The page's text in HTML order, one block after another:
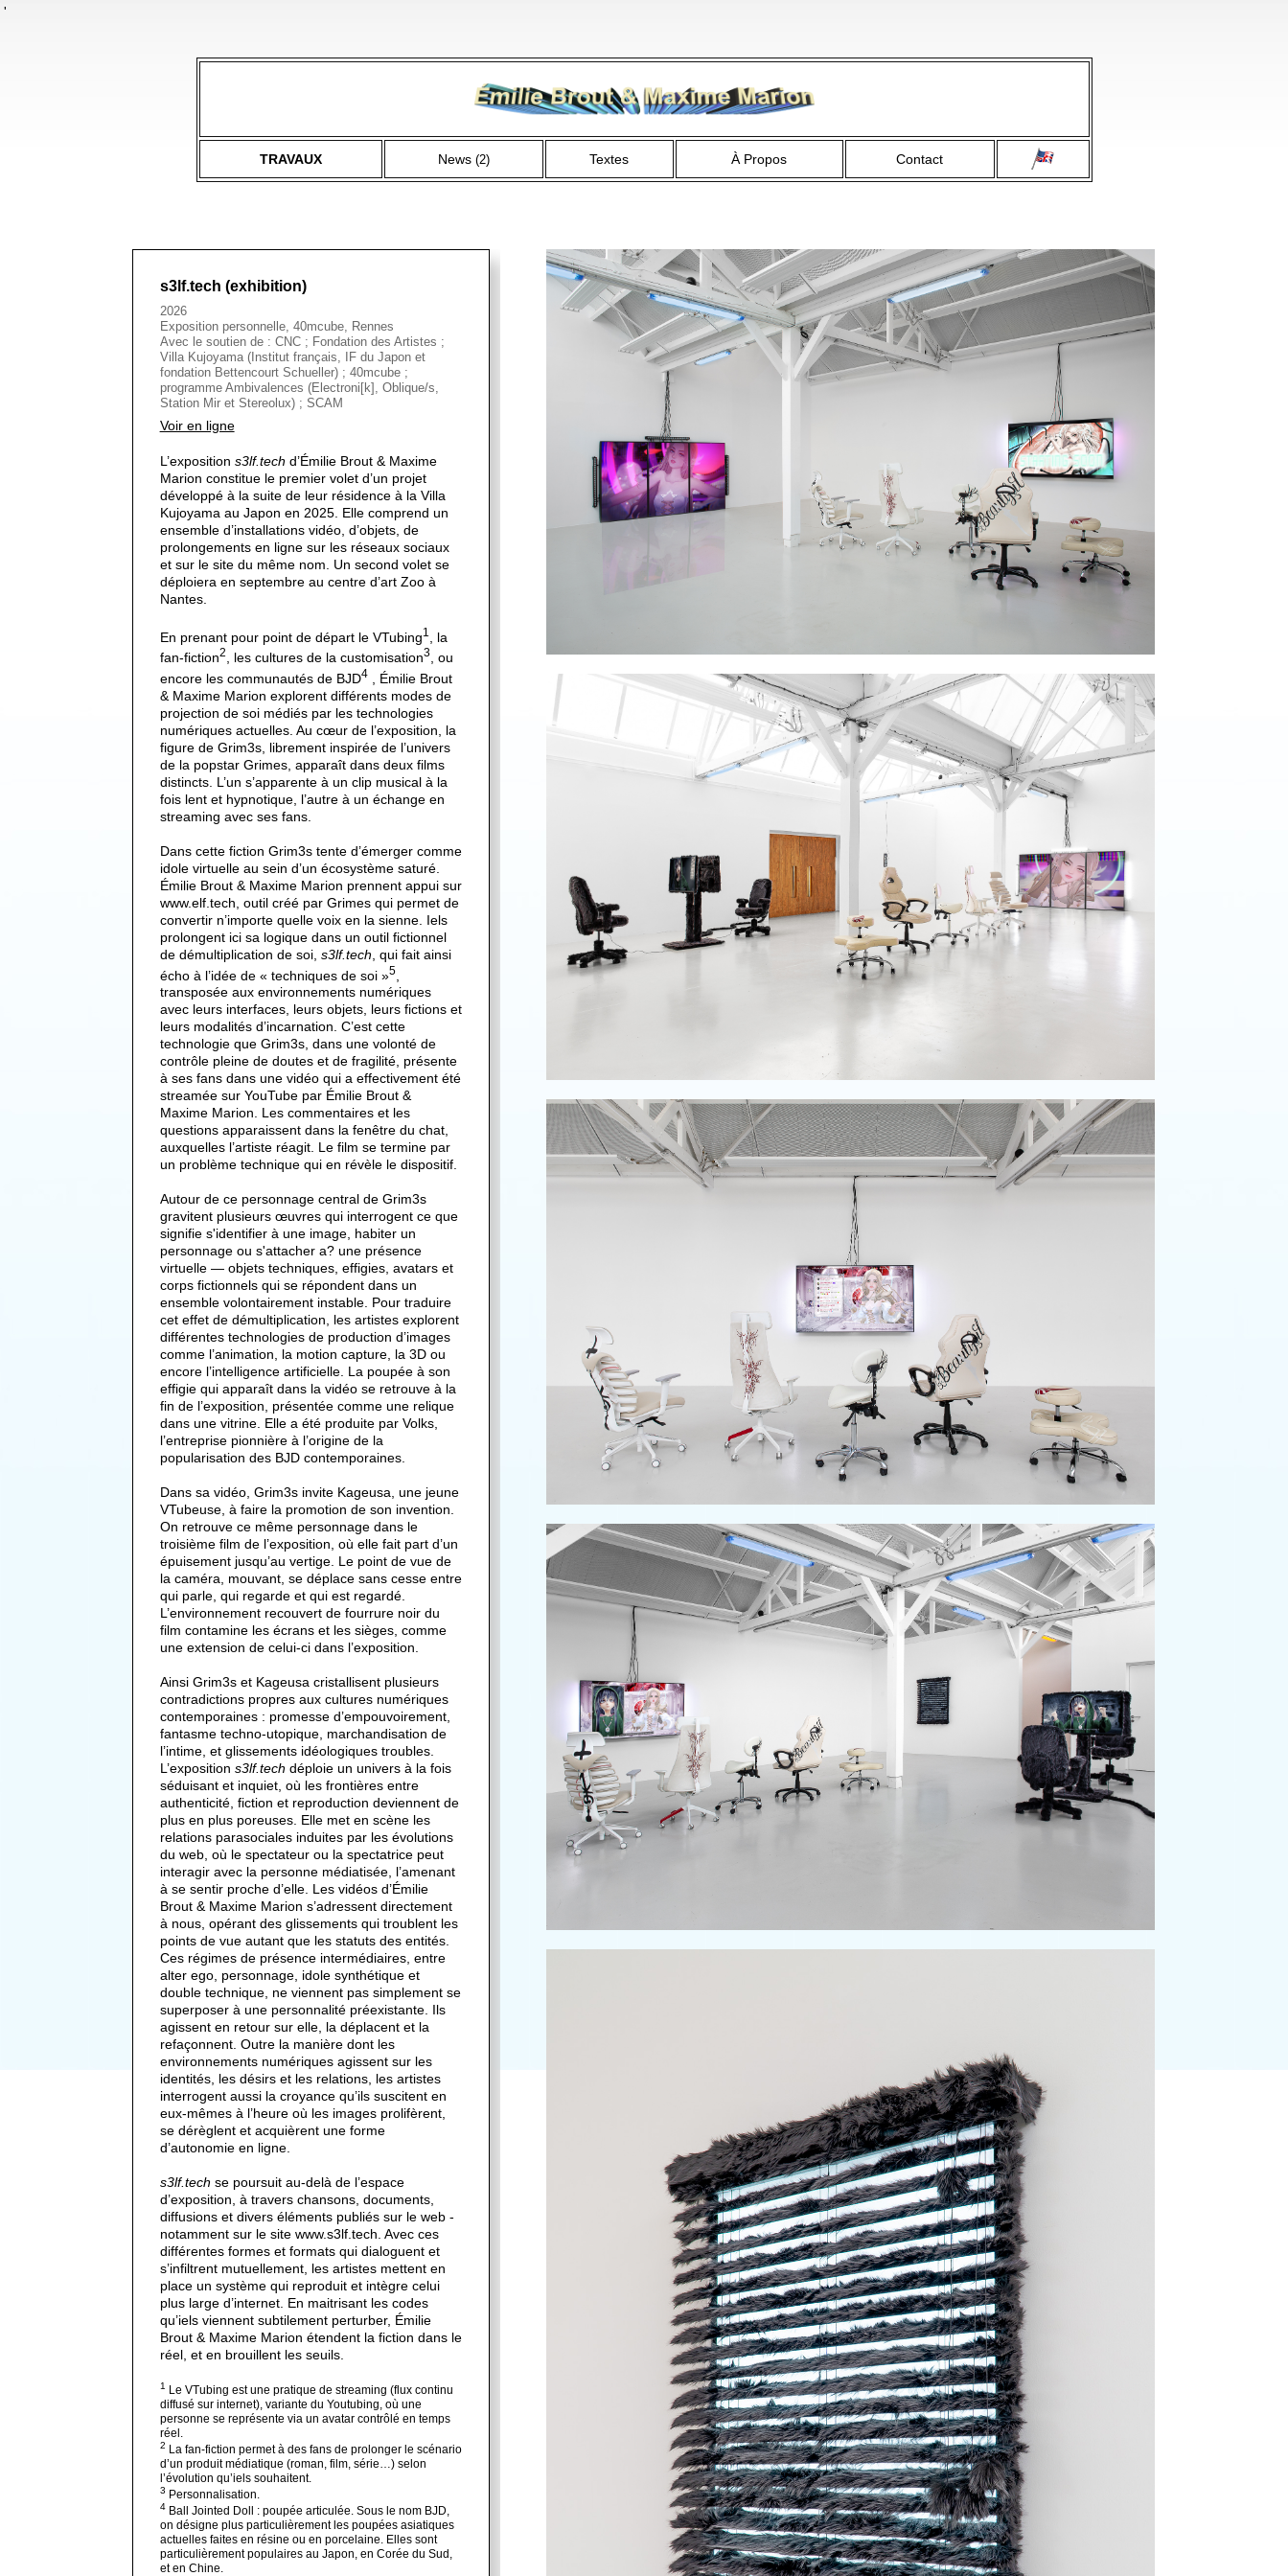
'
TRAVAUX News (2) Textes À Propos Contact
s3lf.tech (exhibition)
2026
Exposition personnelle, 40mcube, Rennes
Avec le soutien de : CNC ; Fondation des Artistes ;
Villa Kujoyama (Institut français, IF du Japon et
fondation Bettencourt Schueller) ; 40mcube ;
programme Ambivalences (Electroni[k], Oblique/s,
Station Mir et Stereolux) ; SCAM
Voir en ligne
L’exposition s3lf.tech d’Émilie Brout & Maxime
Marion constitue le premier volet d’un projet
développé à la suite de leur résidence à la Villa
Kujoyama au Japon en 2025. Elle comprend un
ensemble d’installations vidéo, d’objets, de
prolongements en ligne sur les réseaux sociaux
et sur le site du même nom. Un second volet se
déploiera en septembre au centre d’art Zoo à
Nantes.
En prenant pour point de départ le VTubing1
, la
fan-fiction2 , les cultures de la customisation3, ou
encore les communautés de BJD4, Émilie Brout
& Maxime Marion explorent différents modes de
projection de soi médiés par les technologies
numériques actuelles. Au cœur de l’exposition, la
figure de Grim3s, librement inspirée de l’univers
de la popstar Grimes, apparaît dans deux films
distincts. L’un s’apparente à un clip musical à la
fois lent et hypnotique, l’autre à un échange en
streaming avec ses fans.
Dans cette fiction Grim3s tente d’émerger comme
idole virtuelle au sein d’un écosystème saturé.
Émilie Brout & Maxime Marion prennent appui sur
www.elf.tech, outil créé par Grimes qui permet de
convertir n’importe quelle voix en la sienne. Iels
prolongent ici sa logique dans un outil fictionnel
de démultiplication de soi, s3lf.tech , qui fait ainsi
écho à l’idée de « techniques de soi »5,
transposée aux environnements numériques
avec leurs interfaces, leurs objets, leurs fictions et
leurs modalités d’incarnation. C’est cette
technologie que Grim3s, dans une volonté de
contrôle pleine de doutes et de fragilité, présente
à ses fans dans une vidéo qui a effectivement été
streamée sur YouTube par Émilie Brout &
Maxime Marion. Les commentaires et les
questions apparaissent dans la fenêtre du chat,
auxquelles l’artiste réagit. Le film se termine par
un problème technique qui en révèle le dispositif.
Autour de ce personnage central de Grim3s
gravitent plusieurs œuvres qui interrogent ce que
signifie s'identifier à une image, habiter un
personnage ou s'attacher a? une présence
virtuelle — objets techniques, effigies, avatars et
corps fictionnels qui se répondent dans un
ensemble volontairement instable. Pour traduire
cet effet de démultiplication, les artistes explorent
différentes technologies de production d’images
comme l’animation, la motion capture, la 3D ou
encore l’intelligence artificielle. La poupée à son
effigie qui apparaît dans la vidéo se retrouve à la
fin de l’exposition, présentée comme une relique
dans une vitrine. Elle a été produite par Volks,
l’entreprise pionnière à l’origine de la
popularisation des BJD contemporaines.
Dans sa vidéo, Grim3s invite Kageusa, une jeune
VTubeuse, à faire la promotion de son invention.
On retrouve ce même personnage dans le
troisième film de l’exposition, où elle fait part d’un
épuisement jusqu’au vertige. Le point de vue de
la caméra, mouvant, se déplace sans cesse entre
qui parle, qui regarde et qui est regardé.
L’environnement recouvert de fourrure noir du
film contamine les écrans et les sièges, comme
une extension de celui-ci dans l’exposition.
Ainsi Grim3s et Kageusa cristallisent plusieurs
contradictions propres aux cultures numériques
contemporaines : promesse d’empouvoirement,
fantasme techno-utopique, marchandisation de
l’intime, et glissements idéologiques troubles.
L’exposition s3lf.tech déploie un univers à la fois
séduisant et inquiet, où les frontières entre
authenticité, fiction et reproduction deviennent de
plus en plus poreuses. Elle met en scène les
relations parasociales induites par les évolutions
du web, où le spectateur ou la spectatrice peut
interagir avec la personne médiatisée, l’amenant
à se sentir proche d’elle. Les vidéos d’Émilie
Brout & Maxime Marion s’adressent directement
à nous, opérant des glissements qui troublent les
points de vue autant que les statuts des entités.
Ces régimes de présence intermédiaires, entre
alter ego, personnage, idole synthétique et
double technique, ne viennent pas simplement se
superposer à une personnalité préexistante. Ils
agissent en retour sur elle, la déplacent et la
refaçonnent. Outre la manière dont les
environnements numériques agissent sur les
identités, les désirs et les relations, les artistes
interrogent aussi la croyance qu’ils suscitent en
eux-mêmes à l’heure où les images prolifèrent,
se dérèglent et acquièrent une forme
d’autonomie en ligne.
s3lf.tech se poursuit au-delà de l’espace
d’exposition, à travers chansons, documents,
diffusions et divers éléments publiés sur le web -
notamment sur le site www.s3lf.tech. Avec ces
différentes formes et formats qui dialoguent et
s’infiltrent mutuellement, les artistes mettent en
place un système qui reproduit et intègre celui
plus large d’internet. En maitrisant les codes
qu’iels viennent subtilement perturber, Émilie
Brout & Maxime Marion étendent la fiction dans le
réel, et en brouillent les seuils.
1
Le VTubing est une pratique de streaming (flux continu
diffusé sur internet), variante du Youtubing, où une
personne se représente via un avatar contrôlé en temps
réel.
2
La fan-fiction permet à des fans de prolonger le scénario
d’un produit médiatique (roman, film, série…) selon
l’évolution qu’iels souhaitent.
3 Personnalisation.
4Ball Jointed Doll : poupée articulée. Sous le nom BJD,
on désigne plus particulièrement les poupées asiatiques
actuelles faites en résine ou en porcelaine. Elles sont
particulièrement populaires au Japon, en Corée du Sud,
et en Chine.